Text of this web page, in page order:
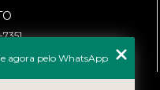
agora pelo WhatsApp